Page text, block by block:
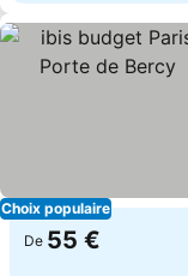
Choix populaire
De 55 €